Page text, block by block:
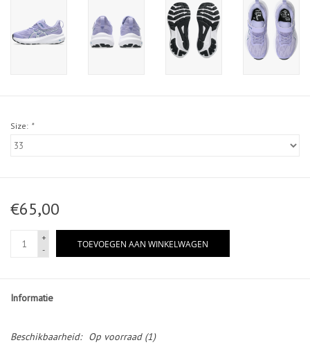
Size: *
€65,00
+
-
TOEVOEGEN AAN WINKELWAGEN
Informatie
Beschikbaarheid: Op voorraad(1)